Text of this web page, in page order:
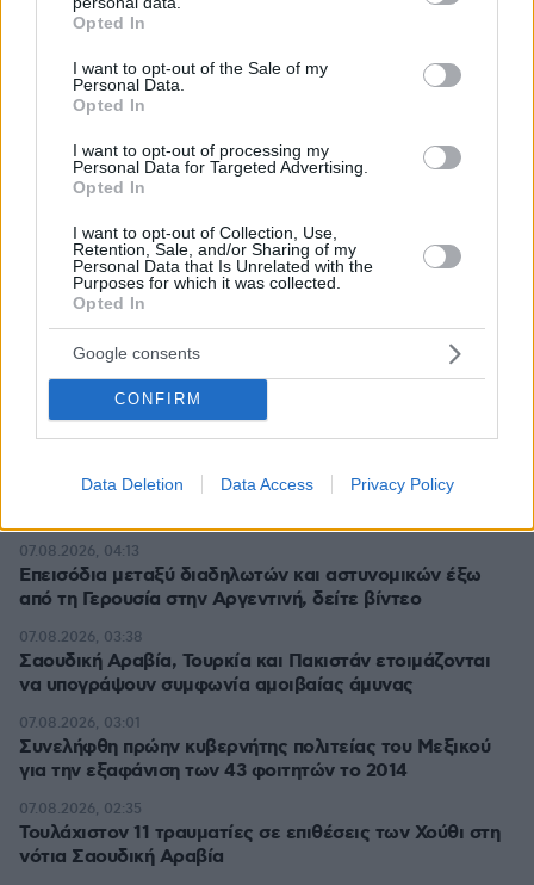
grant or deny consent to Google and its third-party tags to
use your data for below specified purposes in below Google
consent section.
Opted In
I want to opt-out of the Sale of my
Personal Data.
Opted In
I want to opt-out of processing my
Personal Data for Targeted Advertising.
Opted In
I want to opt-out of Collection, Use,
Retention, Sale, and/or Sharing of my
Personal Data that Is Unrelated with the
Purposes for which it was collected.
Opted In
Google consents
CONFIRM
Data Deletion Data Access Privacy Policy
ΡΟΗ ΕΙΔΗΣΕΩΝ
Ειδήσεις Δημοφιλή Σχολιασμένα
Το μενού της ημέρας – Τι τρώμε σήμερα Παρασκευή
(7/8/2026)
Τουλάχιστον 58 νεκροί στην Υεμένη και 11 τραυματίες
στη Σαουδική Αραβία σε επιθέσεις των Χούθι
Πέθανε σε ηλικία 26 ετών η influencer Σίντνεϊ Τάουλ
έπειτα από τριετή μάχη με σπάνια μορφή καρκίνου
πριν 29 λεπτά
Γαρίδες γιουβέτσι λεμονάτο
07.08.2026, 05:00
σκότωσε δημοσιογράφο στον Λίβανο, καταγγέλλουν
07.08.2026, 04:54
Επεισόδια μεταξύ διαδηλωτών και αστυνομικών έξω
από τη Γερουσία στην Αργεντινή, δείτε βίντεο
07.08.2026, 04:13
Σαουδική Αραβία, Τουρκία και Πακιστάν ετοιμάζονται
να υπογράψουν συμφωνία αμοιβαίας άμυνας
07.08.2026, 03:38
Συνελήφθη πρώην κυβερνήτης πολιτείας του Μεξικού
για την εξαφάνιση των 43 φοιτητών το 2014
07.08.2026, 03:01
Τουλάχιστον 11 τραυματίες σε επιθέσεις των Χούθι στη
νότια Σαουδική Αραβία
07.08.2026, 02:35